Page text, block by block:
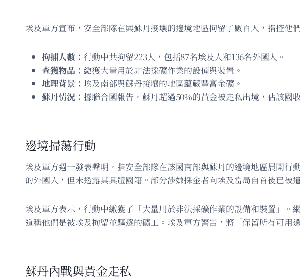
埃及軍方宣布，安全部隊在與蘇丹接壤的邊境地區拘留了數百人，指控
拘捕人數： 行動中共拘留223人，包括87名埃及人和136名外國人。
查獲物品： 繳獲大量用於非法採礦作業的設備與裝置。
地理背景： 埃及南部與蘇丹接壤的地區蘊藏豐富金礦。
蘇丹情況： 據聯合國報告，蘇丹超過50%的黃金被走私出境，佔該國
邊境掃蕩行動
埃及軍方週一發表聲明，指安全部隊在該國南部與蘇丹的邊境地區展開
的外國人，但未透露其具體國籍。部分涉嫌採金者向埃及當局自首後已被
埃及軍方表示，行動中繳獲了「大量用於非法採礦作業的設備和裝置」
道稱他們是被埃及拘留並驅逐的礦工。埃及軍方警告，將「保留所有可用
蘇丹內戰與黃金走私